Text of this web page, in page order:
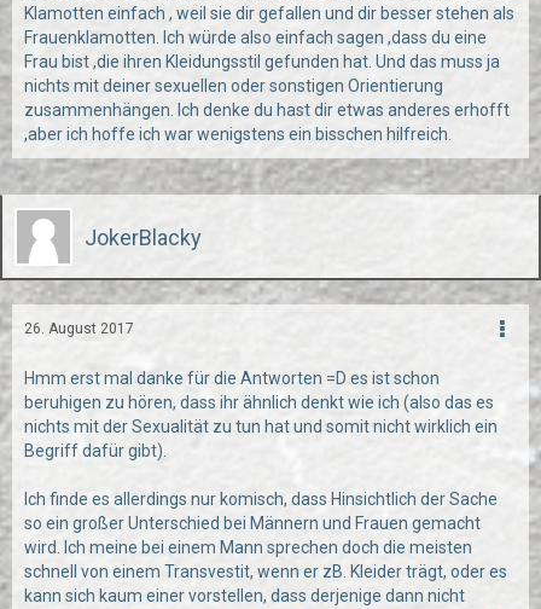
Klamotten einfach , weil sie dir gefallen und dir besser stehen als
Frauenklamotten. Ich würde also einfach sagen ,dass du eine
Frau bist ,die ihren Kleidungsstil gefunden hat. Und das muss ja
nichts mit deiner sexuellen oder sonstigen Orientierung
zusammenhängen. Ich denke du hast dir etwas anderes erhofft
,aber ich hoffe ich war wenigstens ein bisschen hilfreich.
JokerBlacky
26. August 2017
Hmm erst mal danke für die Antworten =D es ist schon
beruhigen zu hören, dass ihr ähnlich denkt wie ich (also das es
nichts mit der Sexualität zu tun hat und somit nicht wirklich ein
Begriff dafür gibt).
Ich finde es allerdings nur komisch, dass Hinsichtlich der Sache
so ein großer Unterschied bei Männern und Frauen gemacht
wird. Ich meine bei einem Mann sprechen doch die meisten
schnell von einem Transvestit, wenn er zB. Kleider trägt, oder es
kann sich kaum einer vorstellen, dass derjenige dann nicht